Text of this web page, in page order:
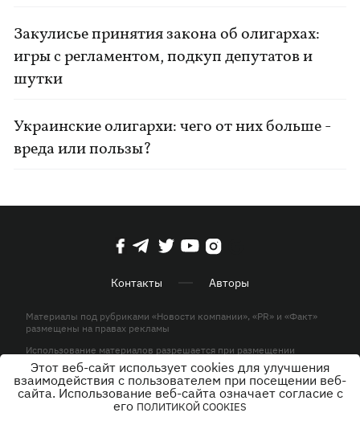
Закулисье принятия закона об олигархах:
игры с регламентом, подкуп депутатов и
шутки
Украинские олигархи: чего от них больше -
вреда или пользы?
Контакты Авторы
Материалы под рубриками «Новости компании», «PR» и «Факт»
размещены на правах рекламы
Использование материалов разрешается при размещении
активной гиперссылки на KP.UA в первом абзаце.
© ООО «ЮЛАВ МЕДИА»,2026. Все права защищены.
Этот веб-сайт использует cookies для улучшения
взаимодействия с пользователем при посещении веб-
сайта. Использование веб-сайта означает согласие с
его ПОЛИТИКОЙ COOKIES